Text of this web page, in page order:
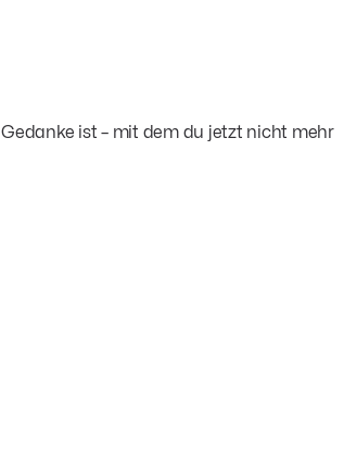
ist – mit dem du jetzt nicht mehr